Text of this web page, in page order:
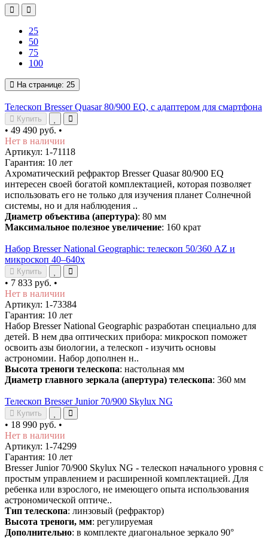
25
50
75
100
На странице: 25
Телескоп Bresser Quasar 80/900 EQ, с адаптером для смартфона
Купить
• 49 490 руб. •
Нет в наличии
Артикул: 1-71118
Гарантия: 10 лет
Ахроматический рефрактор Bresser Quasar 80/900 EQ
интересен своей богатой комплектацией, которая позволяет
использовать его не только для изучения планет Солнечной
системы, но и для наблюдения ..
Диаметр объектива (апертура): 80 мм
Максимальное полезное увеличение: 160 крат
Набор Bresser National Geographic: телескоп 50/360 AZ и
микроскоп 40–640x
Купить
• 7 833 руб. •
Нет в наличии
Артикул: 1-73384
Гарантия: 10 лет
Набор Bresser National Geographic разработан специально для
детей. В нем два оптических прибора: микроскоп поможет
освоить азы биологии, а телескоп - изучить основы
астрономии. Набор дополнен н..
Высота треноги телескопа: настольная мм
Диаметр главного зеркала (апертура) телескопа: 360 мм
Телескоп Bresser Junior 70/900 Skylux NG
Купить
• 18 990 руб. •
Нет в наличии
Артикул: 1-74299
Гарантия: 10 лет
Bresser Junior 70/900 Skylux NG - телескоп начального уровня с
простым управлением и расширенной комплектацией. Для
ребенка или взрослого, не имеющего опыта использования
астрономической оптиче..
Тип телескопа: линзовый (рефрактор)
Высота треноги, мм: регулируемая
Дополнительно: в комплекте диагональное зеркало 90°